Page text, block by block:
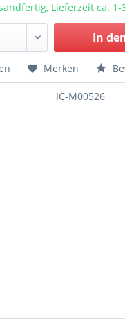
Lieferzeit ca. 1-
In
Merken
IC-M00526